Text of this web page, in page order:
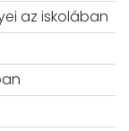
az iskolában